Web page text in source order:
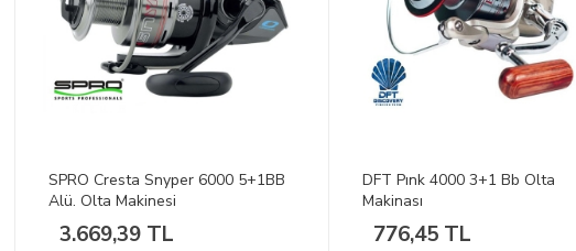
DFT Pınk 4000 3+1 Bb Olta
Makinası
776,45 TL
DFT Pınk 1000 3+1 Bb Olta
Makinası
664,80 TL